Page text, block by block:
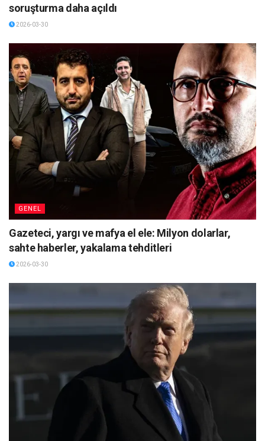
soruşturma daha açıldı
2026-03-30
GENEL
Gazeteci, yargı ve mafya el ele: Milyon dolarlar,
sahte haberler, yakalama tehditleri
2026-03-30